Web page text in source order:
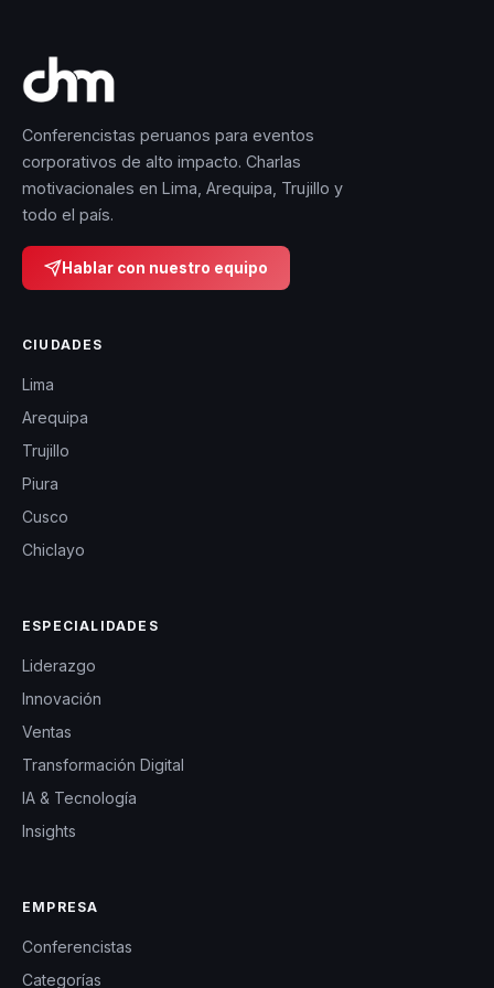
Conferencistas peruanos para eventos
corporativos de alto impacto. Charlas
motivacionales en Lima, Arequipa, Trujillo y
todo el país.
Hablar con nuestro equipo
CIUDADES
Lima
Arequipa
Trujillo
Piura
Cusco
Chiclayo
ESPECIALIDADES
Liderazgo
Innovación
Ventas
Transformación Digital
IA & Tecnología
Insights
EMPRESA
Conferencistas
Categorías